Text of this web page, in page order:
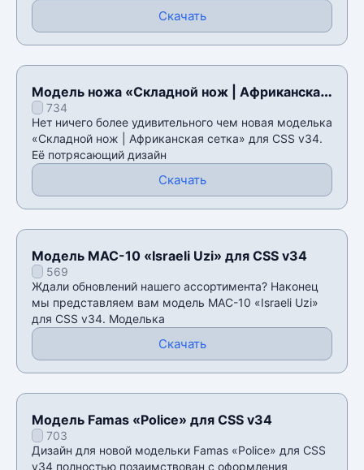
Скачать
Модель ножа «Складной нож | Африканская
сетка» для CSS v34
734
Нет ничего более удивительного чем новая моделька
«Складной нож | Африканская сетка» для CSS v34.
Её потрясающий дизайн
Скачать
Модель MAC-10 «Israeli Uzi» для CSS v34
569
Ждали обновлений нашего ассортимента? Наконец
мы представляем вам модель MAC-10 «Israeli Uzi»
для CSS v34. Моделька
Скачать
Модель Famas «Police» для CSS v34
703
Дизайн для новой модельки Famas «Police» для CSS
v34 полностью позаимствован с оформления